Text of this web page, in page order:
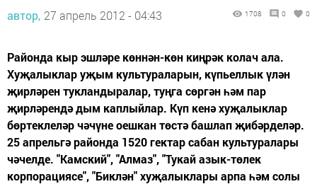
автор, 27 апрель 2012 - 04:43 1708 0 0
Районда кыр эшләре көннән-көн киңрәк колач ала.
Хуҗалыклар уҗым культураларын, күпьеллык үлән
җирләрен тукландыралар, туңга сөргән һәм пар
җирләрендә дым каплыйлар. Күп кенә хуҗалыклар
бөртеклеләр чәчүне оешкан төстә башлап җибәрделәр.
25 апрельгә районда 1520 гектар сабан культуралары
чәчелде. "Камский", "Алмаз", "Тукай азык-төлек
корпорациясе", "Биклән" хуҗалыклары арпа һәм солы